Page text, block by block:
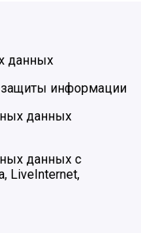
данных
защиты информации
данных
данных с
LiveInternet,